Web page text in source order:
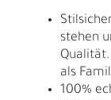
stehen
als
100%